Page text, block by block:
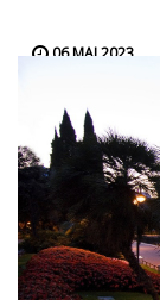
06 MAI 2023